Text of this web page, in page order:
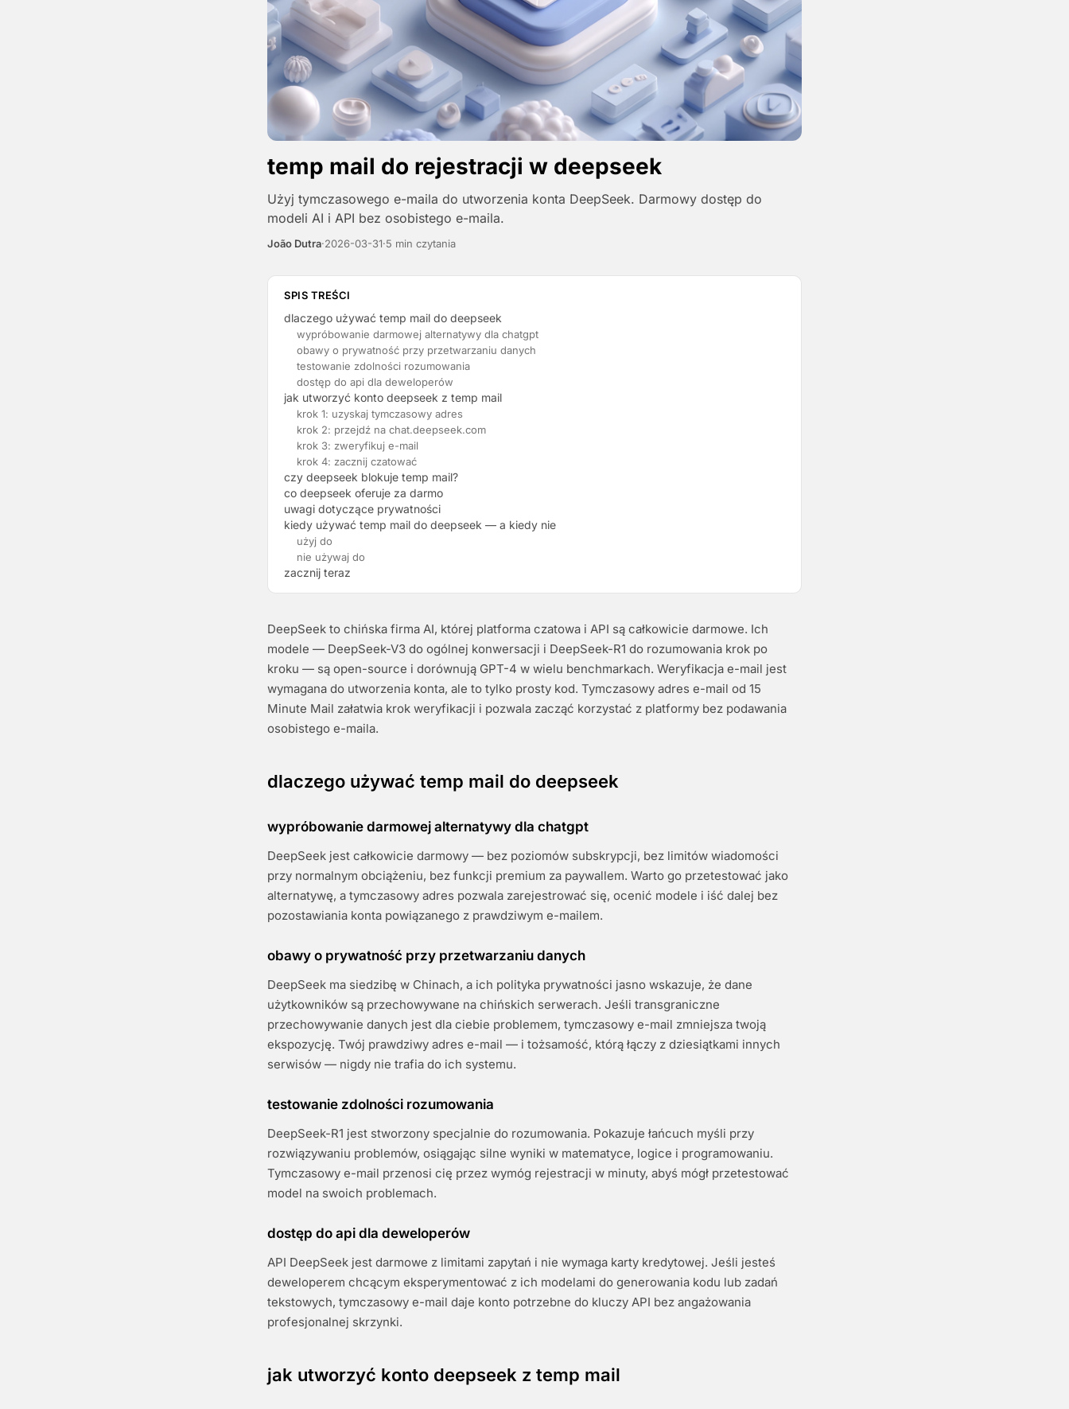
temp mail do rejestracji w deepseek
Użyj tymczasowego e-maila do utworzenia konta DeepSeek. Darmowy dostęp do
modeli AI i API bez osobistego e-maila.
João Dutra·2026-03-31·5 min czytania
SPIS TREŚCI
dlaczego używać temp mail do deepseek
wypróbowanie darmowej alternatywy dla chatgpt
obawy o prywatność przy przetwarzaniu danych
testowanie zdolności rozumowania
dostęp do api dla deweloperów
jak utworzyć konto deepseek z temp mail
krok 1: uzyskaj tymczasowy adres
krok 2: przejdź na chat.deepseek.com
krok 3: zweryfikuj e-mail
krok 4: zacznij czatować
czy deepseek blokuje temp mail?
co deepseek oferuje za darmo
uwagi dotyczące prywatności
kiedy używać temp mail do deepseek — a kiedy nie
użyj do
nie używaj do
zacznij teraz
DeepSeek to chińska firma AI, której platforma czatowa i API są całkowicie darmowe. Ich
modele — DeepSeek-V3 do ogólnej konwersacji i DeepSeek-R1 do rozumowania krok po
kroku — są open-source i dorównują GPT-4 w wielu benchmarkach. Weryfikacja e-mail jest
wymagana do utworzenia konta, ale to tylko prosty kod. Tymczasowy adres e-mail od 15
Minute Mail załatwia krok weryfikacji i pozwala zacząć korzystać z platformy bez podawania
osobistego e-maila.
dlaczego używać temp mail do deepseek
wypróbowanie darmowej alternatywy dla chatgpt
DeepSeek jest całkowicie darmowy — bez poziomów subskrypcji, bez limitów wiadomości
przy normalnym obciążeniu, bez funkcji premium za paywallem. Warto go przetestować jako
alternatywę, a tymczasowy adres pozwala zarejestrować się, ocenić modele i iść dalej bez
pozostawiania konta powiązanego z prawdziwym e-mailem.
obawy o prywatność przy przetwarzaniu danych
DeepSeek ma siedzibę w Chinach, a ich polityka prywatności jasno wskazuje, że dane
użytkowników są przechowywane na chińskich serwerach. Jeśli transgraniczne
przechowywanie danych jest dla ciebie problemem, tymczasowy e-mail zmniejsza twoją
ekspozycję. Twój prawdziwy adres e-mail — i tożsamość, którą łączy z dziesiątkami innych
serwisów — nigdy nie trafia do ich systemu.
testowanie zdolności rozumowania
DeepSeek-R1 jest stworzony specjalnie do rozumowania. Pokazuje łańcuch myśli przy
rozwiązywaniu problemów, osiągając silne wyniki w matematyce, logice i programowaniu.
Tymczasowy e-mail przenosi cię przez wymóg rejestracji w minuty, abyś mógł przetestować
model na swoich problemach.
dostęp do api dla deweloperów
API DeepSeek jest darmowe z limitami zapytań i nie wymaga karty kredytowej. Jeśli jesteś
deweloperem chcącym eksperymentować z ich modelami do generowania kodu lub zadań
tekstowych, tymczasowy e-mail daje konto potrzebne do kluczy API bez angażowania
profesjonalnej skrzynki.
jak utworzyć konto deepseek z temp mail